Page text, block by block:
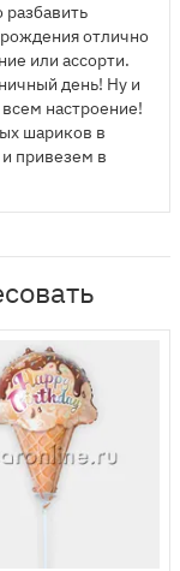
отлично
или ассорти.
день! Ну и
настроение!
шариков в
привезем в